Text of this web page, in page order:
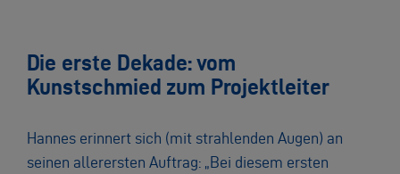
Die erste Dekade: vom
Kunstschmied zum Projektleiter
Hannes erinnert sich (mit strahlenden Augen) an
seinen allerersten Auftrag: „Bei diesem ersten